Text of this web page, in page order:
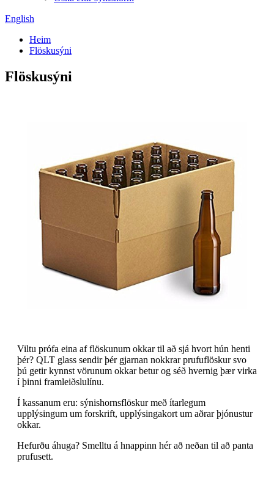
English
Heim
Flöskusýni
Flöskusýni
Viltu prófa eina af flöskunum okkar til að sjá hvort hún henti
þér? QLT glass sendir þér gjarnan nokkrar prufuflöskur svo
þú getir kynnst vörunum okkar betur og séð hvernig þær virka
í þinni framleiðslulínu.
Í kassanum eru: sýnishornsflöskur með ítarlegum
upplýsingum um forskrift, upplýsingakort um aðrar þjónustur
okkar.
Hefurðu áhuga? Smelltu á hnappinn hér að neðan til að panta
prufusett.